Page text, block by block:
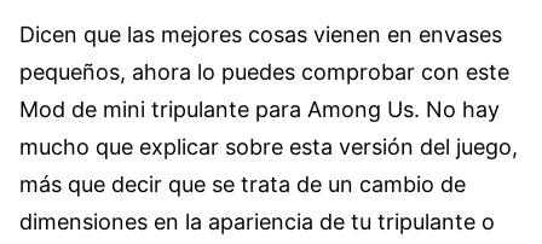
Dicen que las mejores cosas vienen en envases
pequeños, ahora lo puedes comprobar con este
Mod de mini tripulante para Among Us. No hay
mucho que explicar sobre esta versión del juego,
más que decir que se trata de un cambio de
dimensiones en la apariencia de tu tripulante o